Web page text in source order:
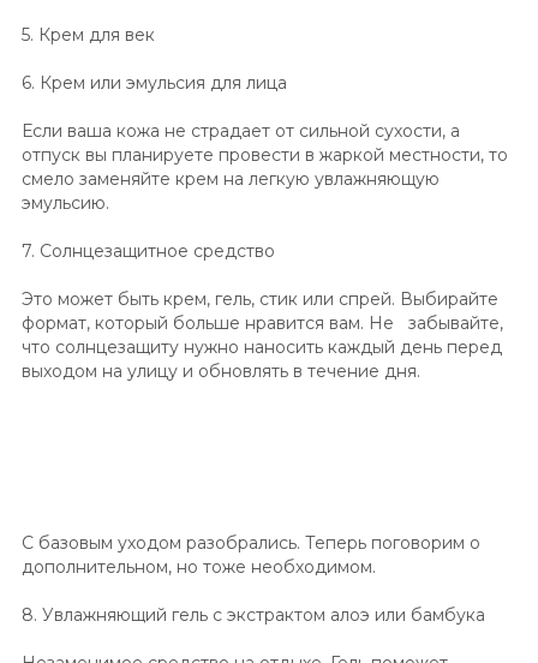
5. Крем для век
6. Крем или эмульсия для лица
Если ваша кожа не страдает от сильной сухости, а
отпуск вы планируете провести в жаркой местности, то
смело заменяйте крем на легкую увлажняющую
эмульсию.
7. Солнцезащитное средство
Это может быть крем, гель, стик или спрей. Выбирайте
формат, который больше нравится вам. Не забывайте,
что солнцезащиту нужно наносить каждый день перед
выходом на улицу и обновлять в течение дня.
С базовым уходом разобрались. Теперь поговорим о
дополнительном, но тоже необходимом.
8. Увлажняющий гель с экстрактом алоэ или бамбука